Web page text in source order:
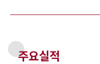
주요실적